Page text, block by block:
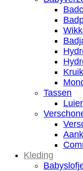
Tassen
Kleding